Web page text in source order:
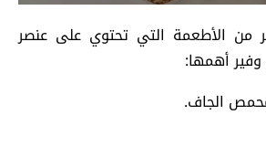
من الأطعمة التي تحتوي على عنصر
أهمها:
الجاف.